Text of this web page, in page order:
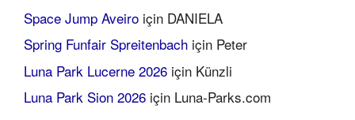
Space Jump Aveiro için DANIELA
Spring Funfair Spreitenbach için Peter
Luna Park Lucerne 2026 için Künzli
Luna Park Sion 2026 için Luna-Parks.com